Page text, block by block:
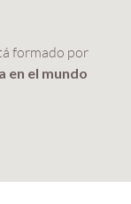
formado por
en el mundo